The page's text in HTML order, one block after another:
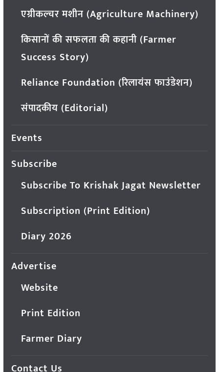
एग्रीकल्चर मशीन (Agriculture Machinery)
किसानों की सफलता की कहानी (Farmer
Success Story)
Reliance Foundation (रिलायंस फाउंडेशन)
संपादकीय (Editorial)
Events
Subscribe
Subscribe To Krishak Jagat Newsletter
Subscription (Print Edition)
Diary 2026
Advertise
Website
Print Edition
Farmer Diary
Contact Us